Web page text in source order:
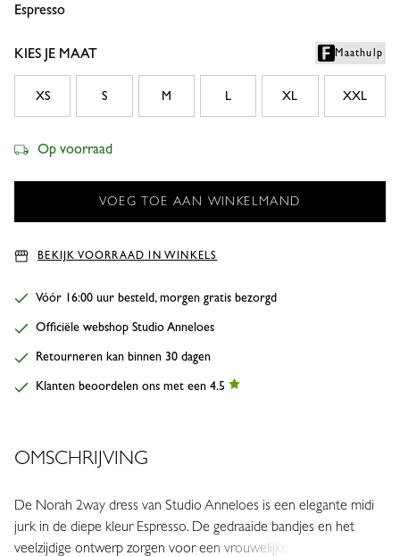
EspressoBlack
KIES JE MAAT Maathulp
XS S M L XL XXL
Op voorraad
BEKIJK VOORRAAD IN WINKELS
Vóór 16:00 uur besteld, morgen gratis bezorgd
Officiële webshop Studio Anneloes
Retourneren kan binnen 30 dagen
Klanten beoordelen ons met een 4.5
OMSCHRIJVING
De Norah 2way dress van Studio Anneloes is een elegante midi
jurk in de diepe kleur Espresso. De gedraaide bandjes en het
veelzijdige ontwerp zorgen voor een vrouwelijke uitstraling met